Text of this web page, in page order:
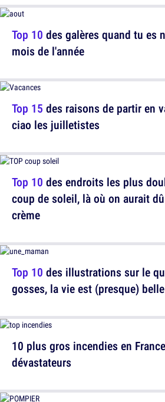
Top 10 des galères quand tu es
mois de l'année
Top 10 des endroits les plus
coup de soleil, là où on aurait
crème
10 plus gros incendies en
dévastateurs
Top 15 des raisons de partir en
ciao les juilletistes
Top 10 des illustrations sur le
gosses, la vie est (presque) belle